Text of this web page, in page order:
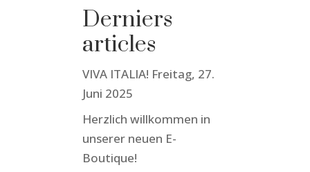
Derniers
articles
VIVA ITALIA! Freitag, 27.
Juni 2025
Herzlich willkommen in
unserer neuen E-
Boutique!